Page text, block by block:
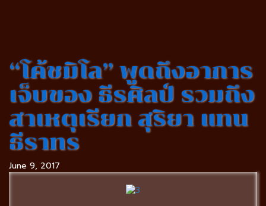
“โค้ชมิโล” พูดถึงอาการ
เจ็บของ ธีรศิลป์ รวมถึง
สาเหตุเรียก สุริยา แทน
ธีราทร
June 9, 2017